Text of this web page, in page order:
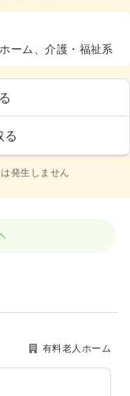
ーム、介護・福祉系
る
発生しません
有料老人ホーム